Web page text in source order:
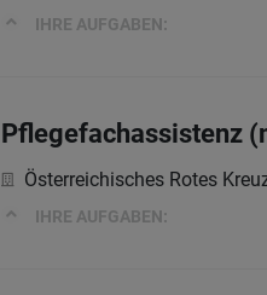
IHRE AUFGABEN:
Pflegefachassistenz
Österreichisches Rotes
IHRE AUFGABEN: